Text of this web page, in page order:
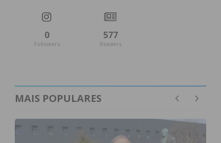
0
Followers
577
Readers
MAIS POPULARES